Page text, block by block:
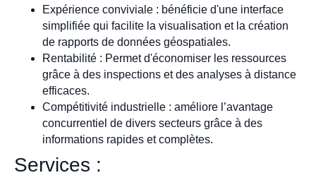
Expérience conviviale : bénéficie d'une interface
simplifiée qui facilite la visualisation et la création
de rapports de données géospatiales.
Rentabilité : Permet d'économiser les ressources
grâce à des inspections et des analyses à distance
efficaces.
Compétitivité industrielle : améliore l’avantage
concurrentiel de divers secteurs grâce à des
informations rapides et complètes.
Services :